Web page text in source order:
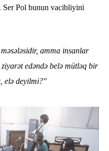
Ser Pol bunun vacibliyini
amma insanlar
edəndə belə mütləq bir
elə deyilmi?"